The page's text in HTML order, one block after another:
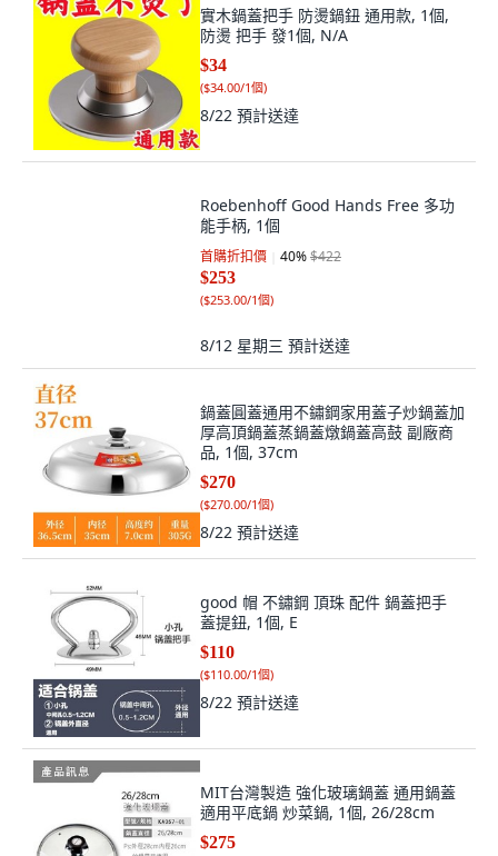
實木鍋蓋把手 防燙鍋鈕 通用款, 1個,
防燙 把手 發1個, N/A
$34
($34.00/1個)
8/22 預計送達
Roebenhoff Good Hands Free 多功
能手柄, 1個
首購折扣價 40%$422
$253
($253.00/1個)
8/12 星期三 預計送達
鍋蓋圓蓋通用不鏽鋼家用蓋子炒鍋蓋加
厚高頂鍋蓋蒸鍋蓋燉鍋蓋高鼓 副廠商
品, 1個, 37cm
$270
($270.00/1個)
8/22 預計送達
good 帽 不鏽鋼 頂珠 配件 鍋蓋把手
蓋提鈕, 1個, E
$110
($110.00/1個)
8/22 預計送達
MIT台灣製造 強化玻璃鍋蓋 通用鍋蓋
適用平底鍋 炒菜鍋, 1個, 26/28cm
$275